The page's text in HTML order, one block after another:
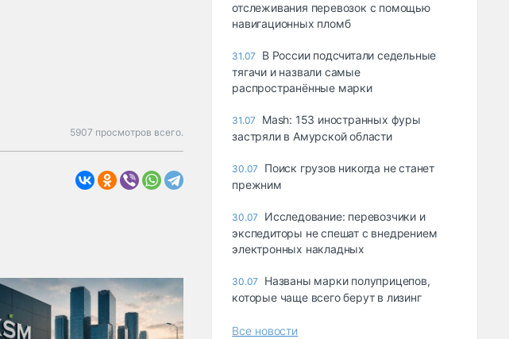
5907 просмотров всего.
отслеживания перевозок с помощью
навигационных пломб
31.07
В России подсчитали седельные
тягачи и назвали самые
распространённые марки
31.07
Mash: 153 иностранных фуры
застряли в Амурской области
30.07
Поиск грузов никогда не станет
прежним
30.07
Исследование: перевозчики и
экспедиторы не спешат с внедрением
электронных накладных
30.07
Названы марки полуприцепов,
которые чаще всего берут в лизинг
Все новости